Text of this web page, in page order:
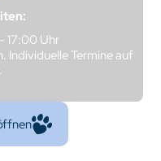
17:00 Uhr
Individuelle Termine auf